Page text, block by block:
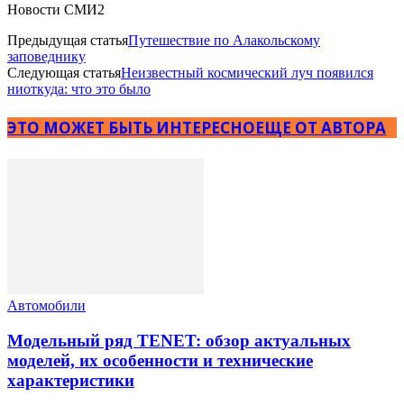
Новости СМИ2
Предыдущая статьяПутешествие по Алакольскому
заповеднику
Следующая статьяНеизвестный космический луч появился
ниоткуда: что это было
ЭТО МОЖЕТ БЫТЬ ИНТЕРЕСНОЕЩЕ ОТ АВТОРА
Автомобили
Модельный ряд TENET: обзор актуальных
моделей, их особенности и технические
характеристики